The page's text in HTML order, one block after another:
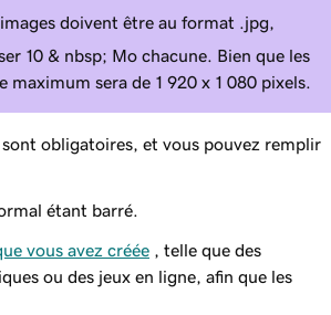
doivent être au format .jpg,
10 & nbsp; Mo chacune. Bien que les
sera de 1 920 x 1 080 pixels.
obligatoires, et vous pouvez remplir
étant barré.
vous avez créée , telle que des
ou des jeux en ligne, afin que les